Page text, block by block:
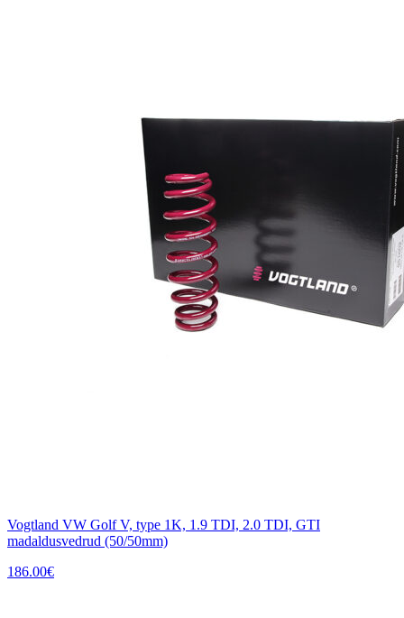
Vogtland VW Golf V, type 1K, 1.9 TDI, 2.0 TDI, GTI
madaldusvedrud (50/50mm)
186.00€